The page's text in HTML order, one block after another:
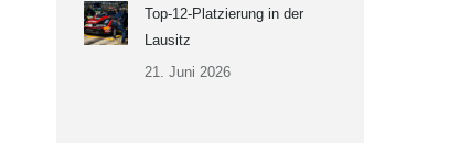
Top-12-Platzierung in der
Lausitz
21. Juni 2026